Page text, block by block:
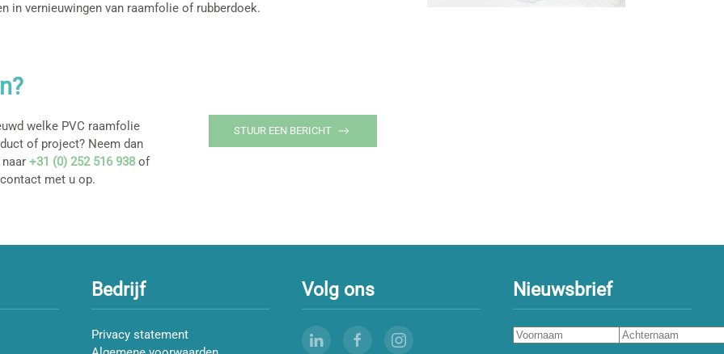
in vernieuwingen van raamfolie of rubberdoek.
welke PVC raamfolie
of project? Neem dan
+31 (0) 252 516 938 of
met u op.
STUUR EEN BERICHT
Bedrijf
Privacy statement
Volg ons Nieuwsbrief